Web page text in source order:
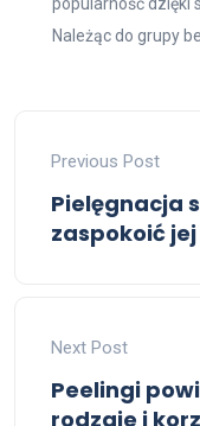
Należąc do grupy
Previous Post
Pielęgnacja
zaspokoić
Next Post
Peelingi
rodzaje i